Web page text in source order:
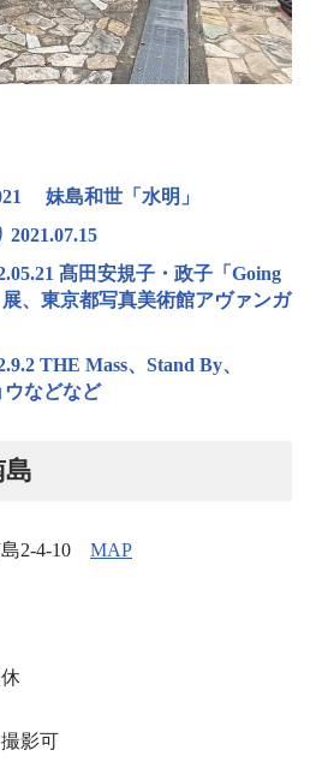
妹島和世「水明」
髙田安規子・政子「Going
、東京都写真美術館アヴァンガ
THE Mass、Stand By、
などなど
2-4-10 MAP
影可